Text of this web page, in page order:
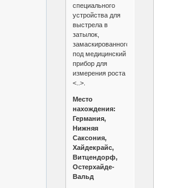
специального
устройства для
выстрела в
затылок,
замаскированного
под медицинский
прибор для
измерения роста
<..>.
Место
нахождения:
Германия,
Нижняя
Саксония,
Хайдекрайс,
Витцендорф,
Остерхайде-
Вальд